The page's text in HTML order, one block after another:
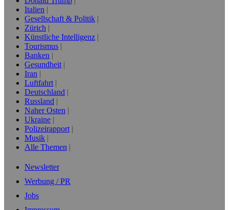
Italien
Gesellschaft & Politik
Zürich
Künstliche Intelligenz
Tourismus
Banken
Gesundheit
Iran
Luftfahrt
Deutschland
Russland
Naher Osten
Ukraine
Polizeirapport
Musik
Alle Themen
Newsletter
Werbung / PR
Jobs